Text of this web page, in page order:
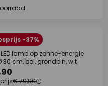
-37%
lamp op zonne-energie
30 cm, bol, grondpin, wit
€ 79,90